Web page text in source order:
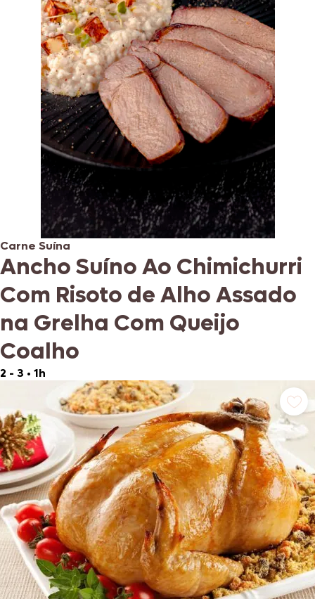
Carne Suína
Ancho Suíno Ao Chimichurri
Com Risoto de Alho Assado
na Grelha Com Queijo
Coalho
2 - 3 • 1h